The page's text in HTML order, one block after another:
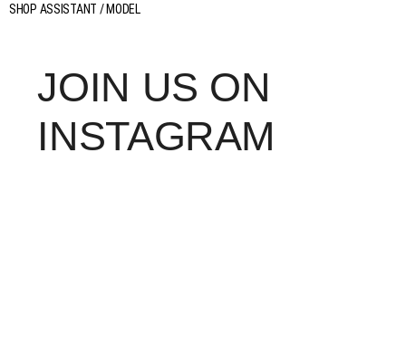
SHOP ASSISTANT / MODEL
JOIN US ON
INSTAGRAM